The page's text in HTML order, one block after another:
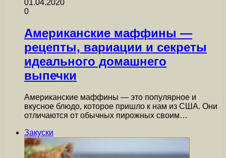
01.04.2020
0
Американские маффины —
рецепты, вариации и секреты
идеального домашнего
выпечки
Американские маффины — это популярное и
вкусное блюдо, которое пришло к нам из США. Они
отличаются от обычных пирожных своим…
Закуски